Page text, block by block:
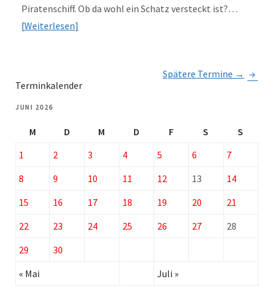
Piratenschiff. Ob da wohl ein Schatz versteckt ist?…
Weiterlesen
Spätere Termine →
Terminkalender
JUNI 2026
M D M D F S
S
1
2 3 4 5 6
7
8
9 10 11 12 13
14
15
16 17 18 19 20
21
22
23 24 25 26 27
28
29
30
« Mai
Juli »